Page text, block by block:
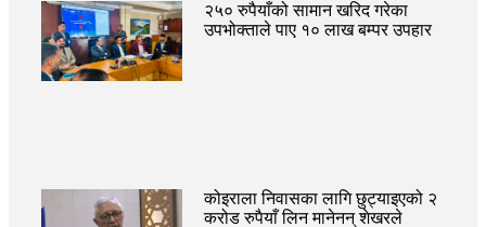
२५० रुपैयाँको सामान खरिद गरेका
उपभोक्ताले पाए १० लाख बम्पर उपहार
कोइराला निवासका लागि छुट्याइएको २
करोड रुपैयाँ लिन मानेनन् शेखरले